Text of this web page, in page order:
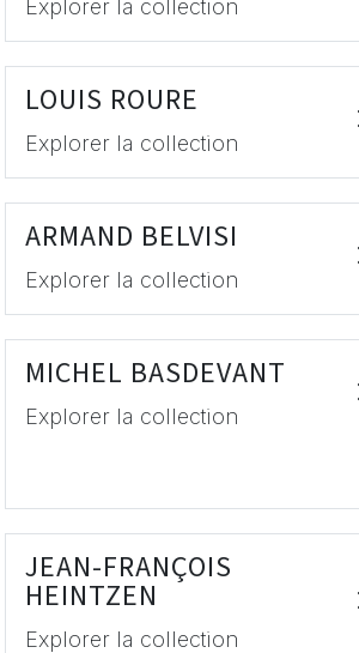
Explorer la collection
LOUIS ROURE
Explorer la collection
ARMAND BELVISI
Explorer la collection
MICHEL BASDEVANT
Explorer la collection
JEAN-FRANÇOIS
HEINTZEN
Explorer la collection